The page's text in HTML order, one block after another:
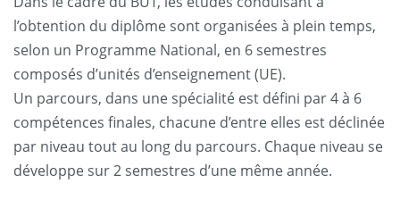
l’obtention du diplôme sont organisées à plein temps,
selon un Programme National, en 6 semestres
composés d’unités d’enseignement (UE).
Un parcours, dans une spécialité est défini par 4 à 6
compétences finales, chacune d’entre elles est déclinée
par niveau tout au long du parcours. Chaque niveau se
développe sur 2 semestres d’une même année.